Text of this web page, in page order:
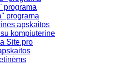
programa
programa
apskaitos
kompiuterine
Site.pro